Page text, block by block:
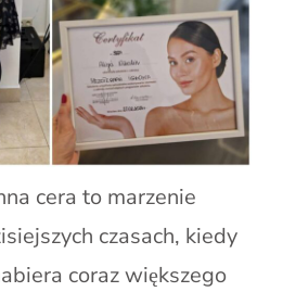
cera to marzenie
czasach, kiedy
coraz większego